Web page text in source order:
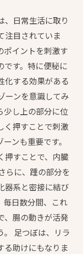
、日常生活に取り
注目されていま
ポイントを刺激す
です。特に便秘に
化する効果がある
ーンを意識してみ
少し上の部分に位
く押すことで刺激
ンも重要です。
押すことで、内臓
らに、踵の部分を
器系と密接に結び
毎日数分間、これ
、腸の動きが活発
。 足つぼは、リラ
る助けにもなりま